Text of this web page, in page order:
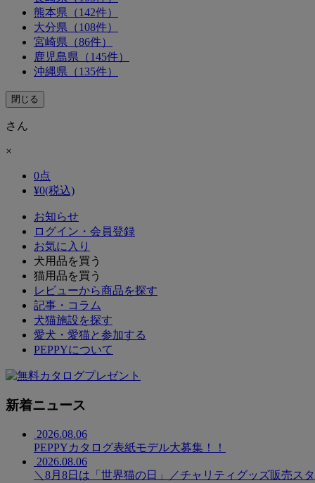
熊本県（142件）
大分県（108件）
宮崎県（86件）
鹿児島県（145件）
沖縄県（135件）
閉じる
さん
×
0点
¥0(税込)
お知らせ
ログイン・会員登録
お気に入り
犬用品を買う
猫用品を買う
レビューから商品を探す
記事・コラム
犬猫施設を探す
愛犬・愛猫と参加する
PEPPYについて
新着ニュース
2026.08.06
PEPPYカタログ表紙モデル大募集！！
2026.08.06
＼8月8日は「世界猫の日」／チャリティグッズ販売スタ